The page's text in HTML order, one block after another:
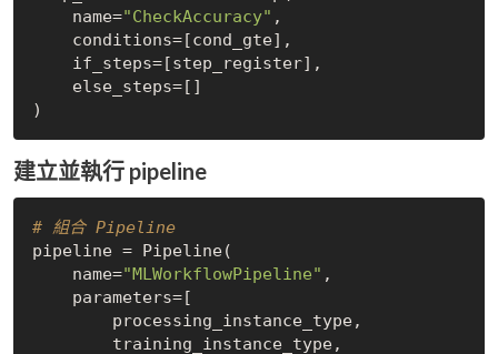
    name=
"CheckAccuracy" ,
建立並執行 pipeline
# 組合 Pipeline
pipeline = Pipeline(
    name=
"MLWorkflowPipeline" ,